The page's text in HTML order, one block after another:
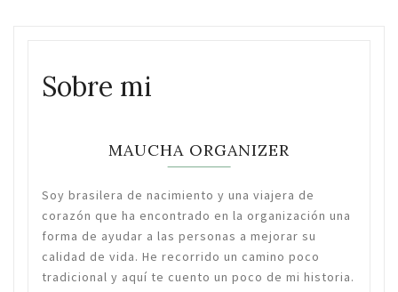
Sobre mi
MAUCHA ORGANIZER
Soy brasilera de nacimiento y una viajera de
corazón que ha encontrado en la organización una
forma de ayudar a las personas a mejorar su
calidad de vida. He recorrido un camino poco
tradicional y aquí te cuento un poco de mi historia.